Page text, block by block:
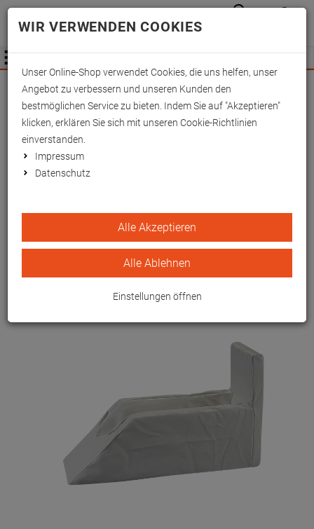
Wichtige Änderung für Fachhändler zum
01.09.2026 -Mehr Informationen hier
Anmelden
Menü
Kunstlederbezüge
Pflegeleichter Bezug für hygienische
WIR VERWENDEN COOKIES
Unser Online-Shop verwendet Cookies, die uns helfen, unser
Angebot zu verbessern und unseren Kunden den
bestmöglichen Service zu bieten. Indem Sie auf "Akzeptieren"
klicken, erklären Sie sich mit unseren Cookie-Richtlinien
einverstanden.
Impressum
Datenschutz
Alle Akzeptieren
Alle Ablehnen
Einstellungen öffnen